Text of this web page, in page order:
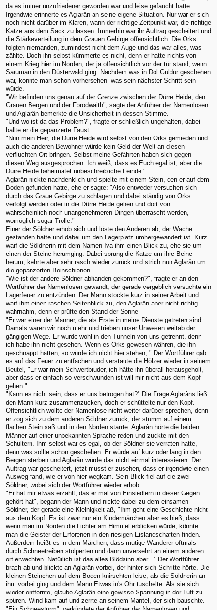
da es immer unzufriedener geworden war und leise gefaucht hatte.
Irgendwie erinnerte es Aglarân an seine eigene Situation. Nur war er sich
noch nicht darüber im Klaren, wann der richtige Zeitpunkt war, die richtige
Katze aus dem Sack zu lassen. Immerhin war ihr Auftrag gescheitert und
die Stärkeverteilung in dem Grauen Gebirge offensichtlich. Die Orks
folgten niemanden, zumindest nicht dem Auge und das war alles, was
zählte. Doch ihn selbst kümmerte es nicht, denn er hatte nichts von
einem Krieg hier im Norden, der ja offensichtlich vor der tür stand, wenn
Saruman in den Düsterwald ging. Nachdem was in Dol Guldur geschehen
war, konnte man schon vorhersehen, was sein nächster Schritt sein
würde.
"Wir befinden uns genau auf der Grenze zwischen der Dürre Heide, den
Grauen Bergen und der Forodwaith", sagte der Anführer der Namenlosen
und Aglarân bemerkte die Unsicherheit in dessen Stimme.
"Und wo ist da das Problem?", fragte er schließlich ungehalten, dabei
ballte er die gepanzerte Faust.
"Nun mein Herr, die Dürre Heide wird selbst von den Orks gemieden und
auch die anderen Bewohner würde kein Geld der Welt an diesen
verfluchten Ort bringen. Selbst meine Gefährten haben sich gegen
diesen Weg ausgesprochen. Ich weiß, dass es Euch egal ist, aber die
Dürre Heide beheimatet unbeschreibliche Feinde."
Aglarân nickte nachdenklich und spielte mit einem Stein, den er auf dem
Boden gefunden hatte, ehe er sagte: "Also entweder versuchen sich
durch das Graue Gebirge zu schlagen und dabei ständig von Orks
verfolgt werden oder in die Dürre Heide gehen und dort von
wahrscheinlich noch unangenehmeren Dingen überrascht werden,
womöglich sogar Trolle."
Einer der Söldner erhob sich und löste den Anderen ab, der Wache
gestanden hatte und dabei um den Lagerplatz umhergewandert ist. Kurz
warf die Söldnerin mit dem Namen Iva ihm einen Blick zu, ehe sie um
einen der Steine herumging. Dabei sprang die Katze um ihre Beine
herum, kehrte aber sehr rasch wieder zurück und strich nun Aglarân um
die gepanzerten Beinschienen.
"Wie ist der andere Söldner abhanden gekommen?", fragte er an den
Wortführer der Namenlosen gewandt, der gerade vergeblich versuchte ein
Lagerfeuer zu entzünden. Der Mann stockte kurz in seiner Arbeit und
warf ihm einen raschen Seitenblick zu, den Aglarân aber nicht richtig
wahrnahm, denn er prüfte den Stand der Sonne.
"Er war einer der Männer, die als Erste in meine Dienste getreten sind.
Damals waren wir noch mehr und trieben unser Unwesen weitab der
gängigen Wege. Er wurde wohl in den Tunneln von uns getrennt, denn
ich habe ihn nicht gesehen. Wenn es Orks gewesen währen, die ihn
geschnappt hätten, so würde ich nicht hier stehen, " Der Wortführer gab
es auf das Feuer zu entfachen und verstaute die Hölzer wieder in seinem
Beutel, "Er war mein Schwertbruder, ich hätte ihn überall herausgeholt,
aber dass er einfach so verschwunden ist will mir nicht aus dem Kopf
gehen."
"Kann es nicht sein, dass er uns betrogen hat?" Die Frage Aglarâns ließ
den Mann kurz zusammenzucken, doch er schüttelte nur den Kopf.
Offensichtlich wollte der Namenlose nicht weiter darüber sprechen, denn
er zog sich zu dem anderen Söldner zurück, der stumm auf einem
flachen Stein saß und in den Norden starrte. Aglarân hörte die beiden
Männer auf einer unbekannten Sprache reden und zuckte mit den
Schultern. Ihm selbst war es egal, ob der Söldner sie verraten hatte,
denn was sollte schon geschehen. Er würde auf kurz oder lang in den
Bergen sterben und Aglarân würde das nicht einmal interessieren. Der
Auftrag war gescheitert, jetzt musst er zusehen, dass er irgendwie einen
Ausweg fand, wie er von hier wegkam. Sein Blick fiel auf die zwei
Söldner, wobei sich der Wortführer wieder erhob.
"Er hat mir etwas erzählt, das er mal von Einsiedlern in dieser Gegen
gehört hat", begann der Mann und nickte dabei zu dem einsamen
Söldner, der gerade eine Kleinigkeit aß, "Ihm geht eine Geschichte nicht
aus dem Kopf. Es ist zwar nur ein Kindermärchen aber es hieß, dass
wenn man im Norden die Lichter am Himmel erblicken würde, könnte
man die Geister der Erforenen in den riesigen Eislandschaften finden.
Außerdem heißt es in dem Märchen, dass mutige Wanderer oftmals
durch Schneetreiben stolperten und dann unversehrt an einem anderen
ort erwachten. Natürlich ist das alles Blödsinn aber..." Der Wortführer
brach ab und blickte an Aglarân vorbei, der hinter sich Schritte hörte. Die
kleinen Steinchen auf dem Boden knirschten leise, als die Söldnerin an
ihm vorbei ging und dem Mann Etwas in's Ohr tuschelte. Als sie sich
wieder entfernte, glaube Aglarân eine gewisse Spannung in der Luft zu
spüren. Wind kam auf und zerrte an seinem Mantel, der sich bauschte.